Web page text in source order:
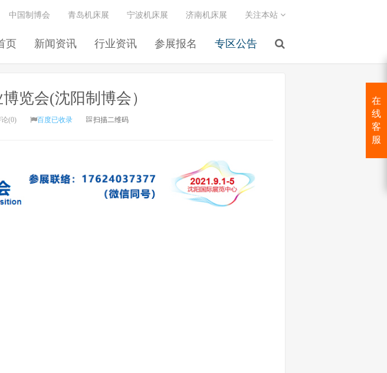
页 新闻资讯 行业资讯 参展报名 专区公告
中国制博会 青岛机床展 宁波机床展 济南机床展 关注本站
览会(沈阳制博会）
(0) 百度已收录 扫描二维码
在
线
客
服